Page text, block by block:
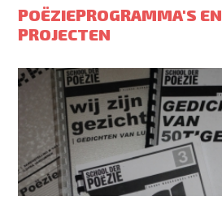
POËZIEPROGRAMMA'S EN
PROJECTEN